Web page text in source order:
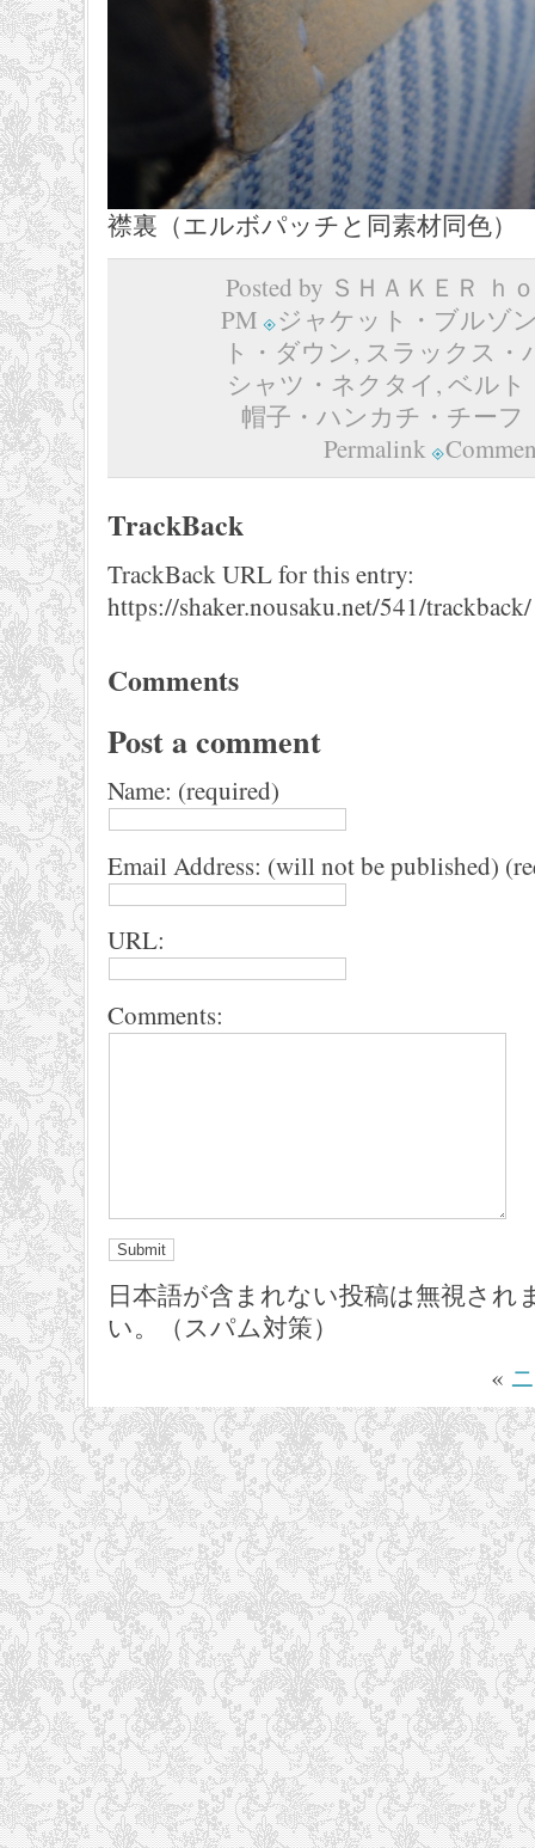
襟裏（エルボパッチと同素材同色）
Posted by ＳＨＡＫＥＲ ｈ
PM
ジャケット・ブルゾ
ト・ダウン, スラックス・
シャツ・ネクタイ , ベルト
帽子・ハンカチ・チーフ
Permalink
TrackBack
TrackBack URL for this entry:
https://shaker.nousaku.net/541/trackback/
Comments
Post a comment
Name: (required)
Email Address: (will not be published)
URL:
Comments:
日本語が含まれない投稿は無視され
い。（スパム対策）
«